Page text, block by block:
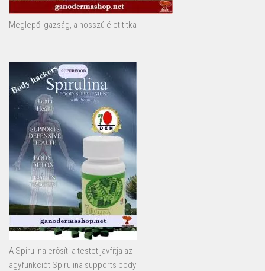
Meglepő igazság, a hosszú élet titka
A Spirulina erősíti a testet javfítja az
agyfunkciót Spirulina supports body